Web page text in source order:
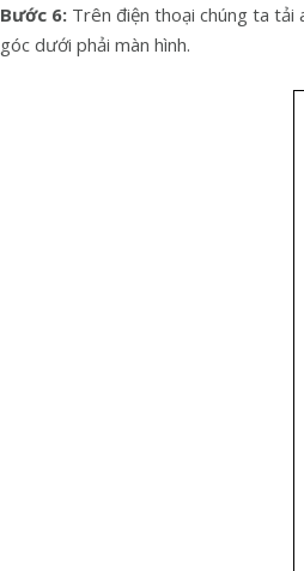
Bước 6: Trên điện thoại chúng ta
góc dưới phải màn hình.